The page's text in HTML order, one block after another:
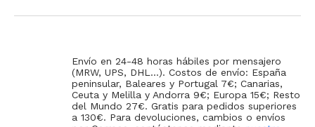
Envío en 24-48 horas hábiles por mensajero
(MRW, UPS, DHL...). Costos de envío: España
peninsular, Baleares y Portugal 7€; Canarias,
Ceuta y Melilla y Andorra 9€; Europa 15€; Resto
del Mundo 27€. Gratis para pedidos superiores
a 130€. Para devoluciones, cambios o envíos